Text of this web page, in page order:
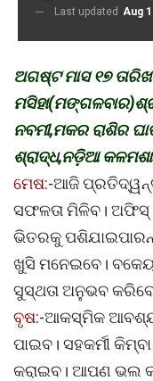
Last updated Aug
ଅଗଷ୍ଟ ମାସ ୧୭ ତାରିଖ
ନବମୀ,ମକର ରାଶିର
ଶ୍ରାଦ୍ଧ,ନଡ଼ିଆ
ମେଷ:-ଆଜି
ସଫଳତା ମିଳିବ। ଅଫିସ୍‌
ଭିତରକୁ
ଖୁସି ମନେଇବେ।
ସୁସ୍ଥତା ଅନୁଭବ
ବୃଷ:-ଆକସ୍ମିକ
ପାଇବ। ସହକର୍ମୀ
କରାଇବ। ଆପଣ ଭଲ